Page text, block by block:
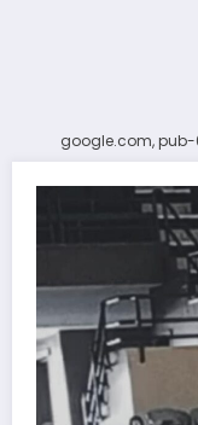
google.com, pub-